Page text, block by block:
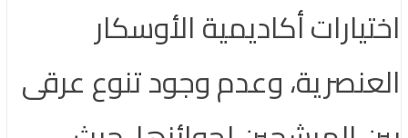
اختيارات أكاديمية الأوسكار
العنصرية، وعدم وجود تنوع عرقى